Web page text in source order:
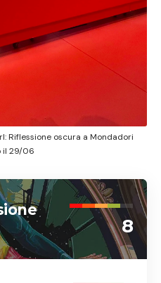
Riflessione oscura a Mondadori
il 29/06
8